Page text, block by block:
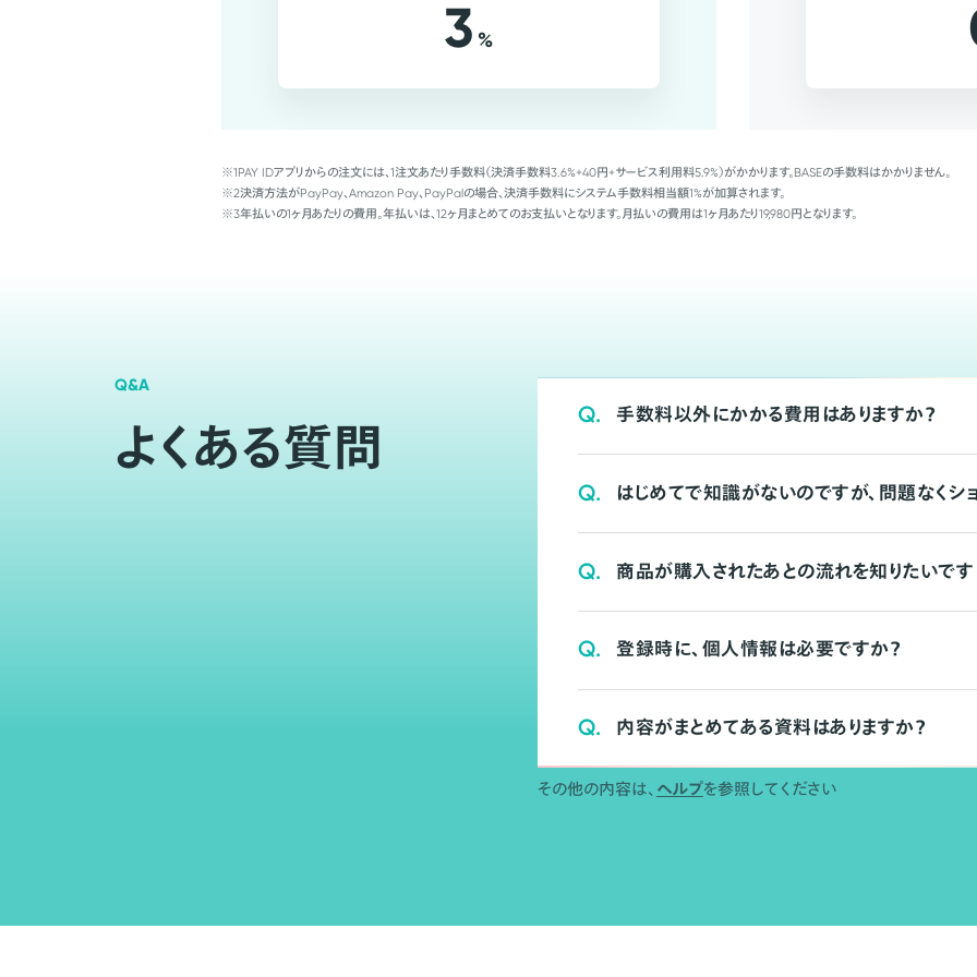
3 %
※1PAY IDアプリからの注文には、1注文あたり手数料（決済手数料3.6%+40円+サービス利用料5.9%）がかかります。BASEの手数料はかかりません。
※2決済方法がPayPay、Amazon Pay、PayPalの場合、決済手数料にシステム手数料相当額1%が加算されます。
※3年払いの1ヶ月あたりの費用。年払いは、12ヶ月まとめてのお支払いとなります。月払いの費用は1ヶ月あたり19,980円となります。
Q&A
よくある質問
Q. 手数料以外にかかる費用はありますか？
Q. はじめてで知識がないのですが、問題なくシ
Q. 商品が購入されたあとの流れを知りたいです
Q. 登録時に、個人情報は必要ですか？
Q. 内容がまとめてある資料はありますか？
その他の内容は、 ヘルプを参照してください